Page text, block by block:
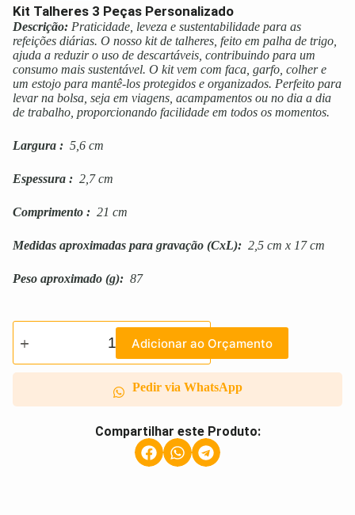
Kit Talheres 3 Peças Personalizado
Descrição: Praticidade, leveza e sustentabilidade para as
refeições diárias. O nosso kit de talheres, feito em palha de trigo,
ajuda a reduzir o uso de descartáveis, contribuindo para um
consumo mais sustentável. O kit vem com faca, garfo, colher e
um estojo para mantê-los protegidos e organizados. Perfeito para
levar na bolsa, seja em viagens, acampamentos ou no dia a dia
de trabalho, proporcionando facilidade em todos os momentos.
Largura : 5,6 cm
Espessura : 2,7 cm
Comprimento : 21 cm
Medidas aproximadas para gravação (CxL): 2,5 cm x 17 cm
Peso aproximado (g): 87
Adicionar ao Orçamento
Pedir via WhatsApp
Compartilhar este Produto: